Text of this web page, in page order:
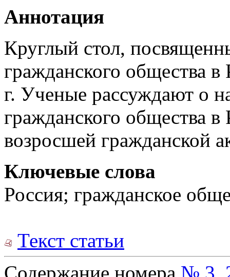
Аннотация
Круглый стол,
гражданского общества в
г. Ученые рассуждают о
гражданского общества
возросшей гражданской
Ключевые слова
Россия; гражданское
Текст статьи